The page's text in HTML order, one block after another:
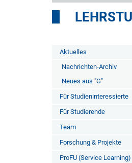
Aktuelles
Nachrichten-Archiv
Neues aus "G"
Für Studieninteressierte
Für Studierende
Team
Forschung & Projekte
ProFU (Service Learning)